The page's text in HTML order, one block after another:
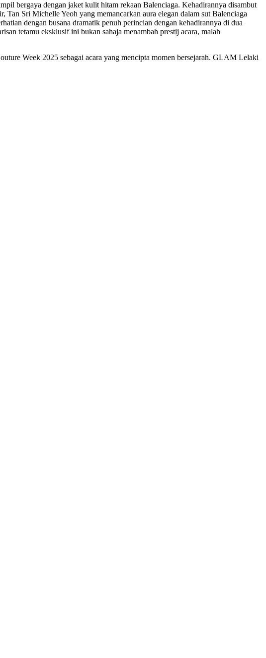
bergaya dengan jaket kulit hitam rekaan Balenciaga. Kehadirannya disambut
Sri Michelle Yeoh yang memancarkan aura elegan dalam sut Balenciaga
dengan busana dramatik penuh perincian dengan kehadirannya di dua
tetamu eksklusif ini bukan sahaja menambah prestij acara, malah
Week 2025 sebagai acara yang mencipta momen bersejarah. GLAM Lelaki